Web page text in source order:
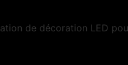
de décoration LED